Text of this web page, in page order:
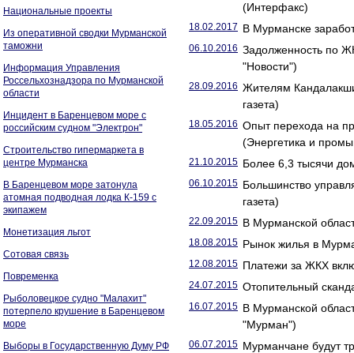
Национальные проекты
Из оперативной сводки Мурманской
таможни
Информация Управления
Россельхознадзора по Мурманской
области
Инцидент в Баренцевом море с
российским судном "Электрон"
Строительство гипермаркета в
центре Мурманска
В Баренцевом море затонула
атомная подводная лодка К-159 с
экипажем
Монетизация льгот
Сотовая связь
Повременка
Рыболовецкое судно "Малахит"
потерпело крушение в Баренцевом
море
Выборы в Государственную Думу РФ
(Интерфакс)
18.02.2017 В Мурманске
06.10.2016 Задолженность по
"Новости")
28.09.2016 Жителям
газета)
18.05.2016 Опыт перехода на
(Энергетика и
21.10.2015 Более 6,3 тысячи
06.10.2015 Большинство
газета)
22.09.2015 В Мурманской
18.08.2015 Рынок жилья в
12.08.2015 Платежи за ЖКХ
24.07.2015 Отопительный
16.07.2015 В Мурманской
"Мурман")
06.07.2015 Мурманчане будут